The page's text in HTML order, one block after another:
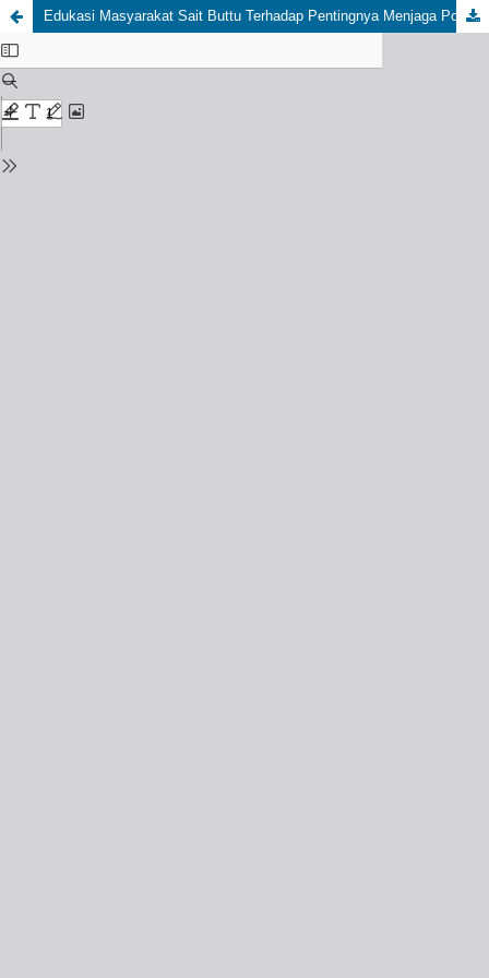
Edukasi Masyarakat Sait Buttu Terhadap Pentingnya Menjaga Pola Hidup Sehat